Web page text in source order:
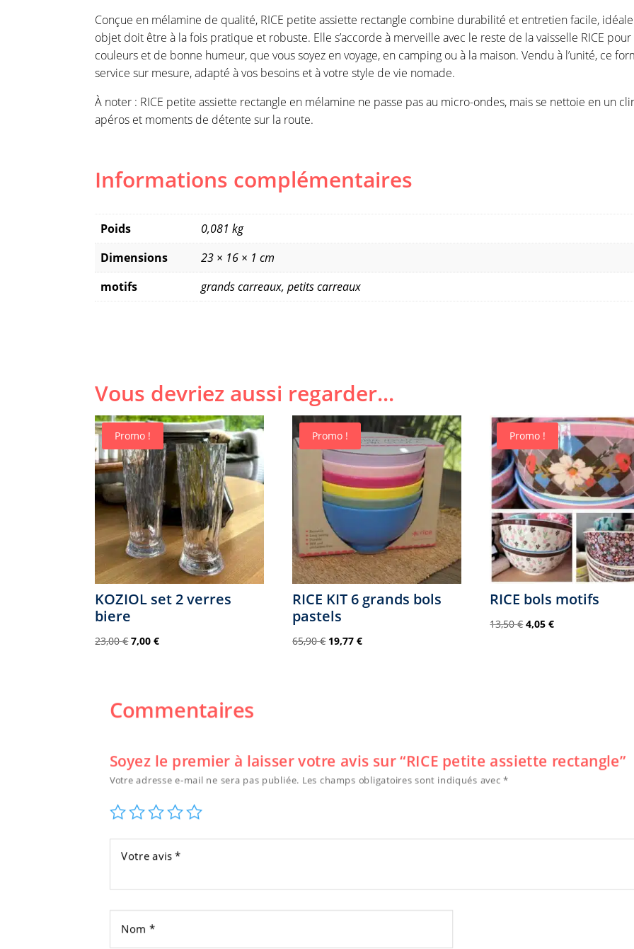
Conçue en mélamine de qualité, RICE petite assiette rectangle combine durabilité et entretien facile,
objet doit être à la fois pratique et robuste. Elle s’accorde à merveille avec le reste de la vaisselle RICE
couleurs et de bonne humeur, que vous soyez en voyage, en camping ou à la maison. Vendu à l’unité, ce
service sur mesure, adapté à vos besoins et à votre style de vie nomade.
À noter : RICE petite assiette rectangle en mélamine ne passe pas au micro-ondes, mais se nettoie en un
apéros et moments de détente sur la route.
Informations complémentaires
Poids
0,081 kg
Dimensions
23 × 16 × 1 cm
motifs
grands carreaux, petits carreaux
Vous devriez aussi regarder...
Promo !
KOZIOL set 2 verres
biere
23,00€Le
23,00 €.
7,00€Le
7,00 €.
Promo !
RICE KIT 6 grands bols
pastels
65,90€ Le
19,77€Le
Promo !
RICE bols motifs
13,50€Le
4,05€Le
Commentaires
Soyez le premier à laisser votre avis sur “RICE petite assiette rectangle”
Votre adresse e-mail ne sera pas publiée. Les champs obligatoires sont indiqués avec*